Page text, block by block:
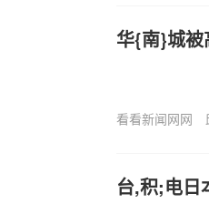
华{南}城
看看新闻网网
台,积;电日